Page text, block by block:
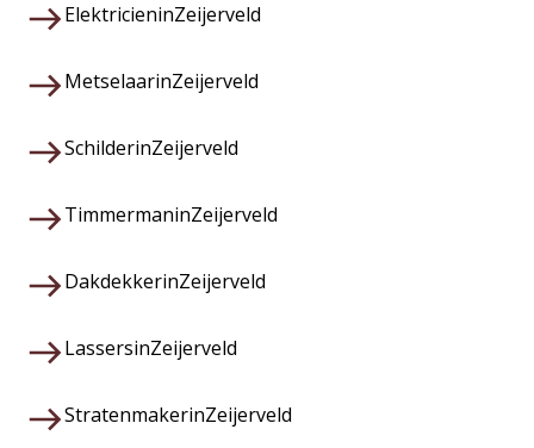
ElektricieninZeijerveld
MetselaarinZeijerveld
SchilderinZeijerveld
TimmermaninZeijerveld
DakdekkerinZeijerveld
LassersinZeijerveld
StratenmakerinZeijerveld